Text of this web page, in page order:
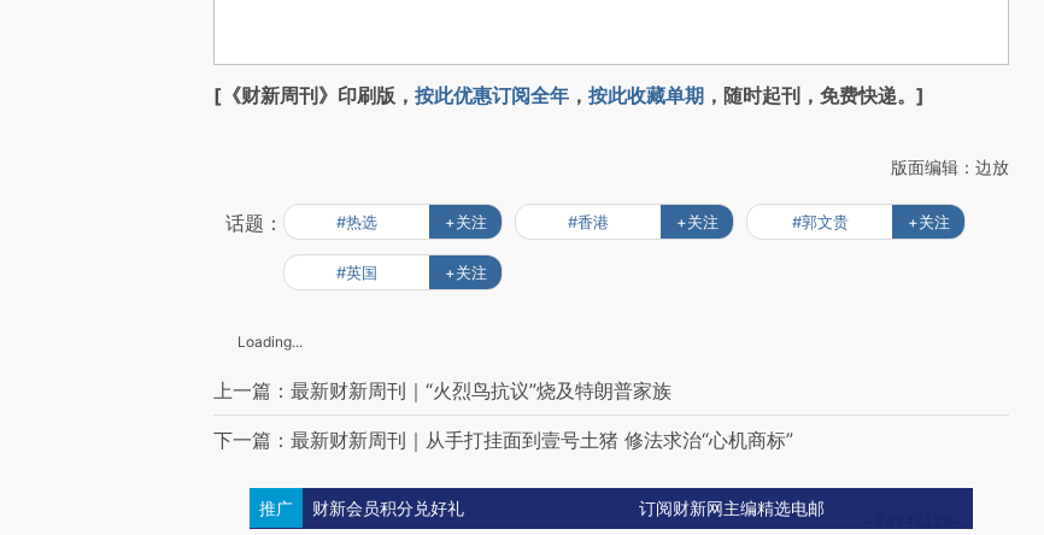
[《财新周刊》印刷版， 按此优惠订阅全年 ， 按此收藏单期 ，随时起刊，免费快递。]
版面编辑：边放
话题： #热选 +关注 #香港 +关注 #郭文贵 +关注
#英国 +关注
Loading...
上一篇：最新财新周刊｜“火烈鸟抗议”烧及特朗普家族
下一篇：最新财新周刊｜从手打挂面到壹号土猪 修法求治“心机商标”
推广 财新会员积分兑好礼 订阅财新网主编精选电邮